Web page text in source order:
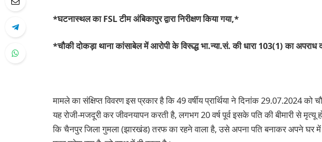
*घटनास्थल का FSL टीम अंबिकापुर द्वारा निरीक्षण किया गया,*
*चौकी दोकड़ा थाना कांसाबेल में आरोपी के विरूद्ध भा.न्या.सं. की धारा 103(1) का अपराध
मामले का संक्षिप्त विवरण इस प्रकार है कि 49 वर्षीय प्रार्थिया ने दिनांक 29.07.2024 को
यह रोजी-मजदूरी कर जीवनयापन करती है, लगभग 20 वर्ष पूर्व इसके पति की बीमारी से मृत्यू
कि चैनपुर जिला गुमला (झारखंड) तरफ का रहने वाला है, उसे अपना पति बनाकर अपने घर में